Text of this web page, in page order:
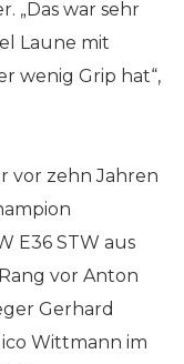
„Das war sehr
Laune mit
wenig Grip hat“,
vor zehn Jahren
E36 STW aus
vor Anton
Gerhard
Wittmann im